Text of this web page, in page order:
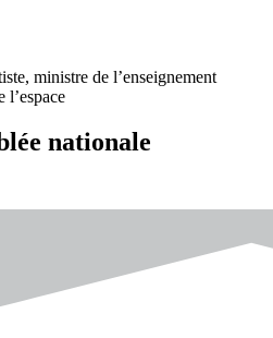
ministre de l’enseignement
l’espace
nationale